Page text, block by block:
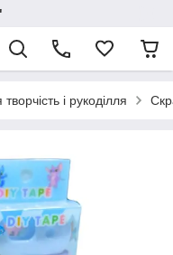
і рукоділля